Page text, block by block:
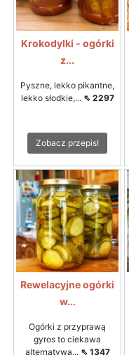
Krokodylki - ogórki
z...
Pyszne, lekko pikantne,
lekko słodkie,... ⇖ 2297
Zobacz przepis!
Rewelacyjne ogórki
w...
Ogórki z przyprawą
gyros to ciekawa
alternatywa... ⇖ 1347